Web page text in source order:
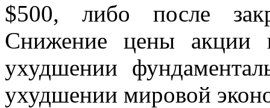
$500, либо после
Снижение цены акции
ухудшении
ухудшении мировой